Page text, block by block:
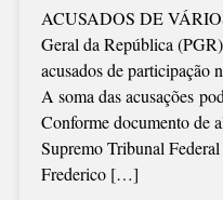
ACUSADOS DE
Geral da República
acusados de participação
A soma das acusações
Conforme documento de
Supremo Tribunal
Frederico […]